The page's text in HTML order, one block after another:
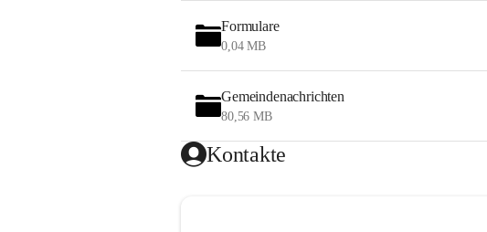
Formulare
0,04 MB
Gemeindenachrichten
80,56 MB
Kontakte